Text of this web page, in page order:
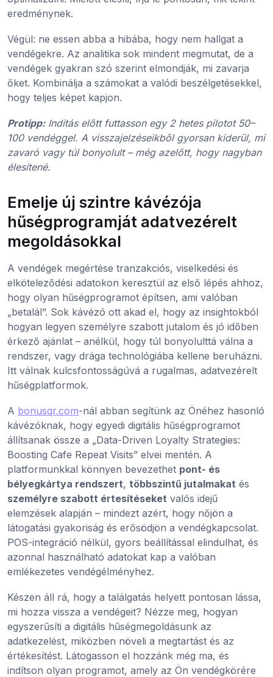
eredménynek.
Végül: ne essen abba a hibába, hogy nem hallgat a
vendégekre. Az analitika sok mindent megmutat, de a
vendégek gyakran szó szerint elmondják, mi zavarja
őket. Kombinálja a számokat a valódi beszélgetésekkel,
hogy teljes képet kapjon.
Protipp: Indítás előtt futtasson egy 2 hetes pilotot 50–
100 vendéggel. A visszajelzéseikből gyorsan kiderül, mi
zavaró vagy túl bonyolult – még azelőtt, hogy nagyban
élesítené.
Emelje új szintre kávézója
hűségprogramját adatvezérelt
megoldásokkal
A vendégek megértése tranzakciós, viselkedési és
elköteleződési adatokon keresztül az első lépés ahhoz,
hogy olyan hűségprogramot építsen, ami valóban
„betalál”. Sok kávézó ott akad el, hogy az insightokból
hogyan legyen személyre szabott jutalom és jó időben
érkező ajánlat – anélkül, hogy túl bonyolulttá válna a
rendszer, vagy drága technológiába kellene beruházni.
Itt válnak kulcsfontosságúvá a rugalmas, adatvezérelt
hűségplatformok.
A bonusqr.com-nál abban segítünk az Önéhez hasonló
kávézóknak, hogy egyedi digitális hűségprogramot
állítsanak össze a „Data-Driven Loyalty Strategies:
Boosting Cafe Repeat Visits” elvei mentén. A
platformunkkal könnyen bevezethet pont- és
bélyegkártya rendszert, többszintű jutalmakat és
személyre szabott értesítéseket valós idejű
elemzések alapján – mindezt azért, hogy nőjön a
látogatási gyakoriság és erősödjön a vendégkapcsolat.
POS-integráció nélkül, gyors beállítással elindulhat, és
azonnal használható adatokat kap a valóban
emlékezetes vendégélményhez.
Készen áll rá, hogy a találgatás helyett pontosan lássa,
mi hozza vissza a vendégeit? Nézze meg, hogyan
egyszerűsíti a digitális hűségmegoldásunk az
adatkezelést, miközben növeli a megtartást és az
értékesítést. Látogasson el hozzánk még ma, és
indítson olyan programot, amely az Ön vendégkörére